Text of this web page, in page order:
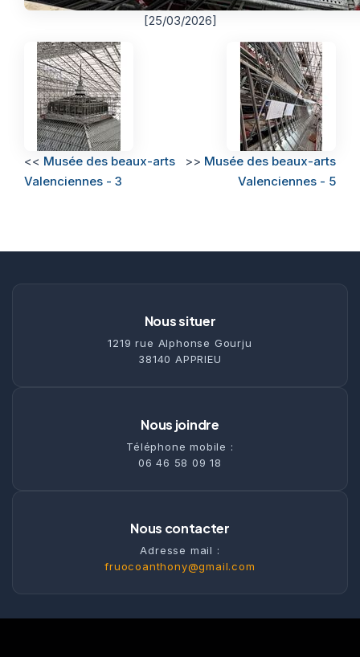
[25/03/2026]
<< Musée des beaux-arts
Valenciennes - 3
>> Musée des beaux-arts
Valenciennes - 5
Nous situer
1219 rue Alphonse Gourju
38140 APPRIEU
Nous joindre
Téléphone mobile :
06 46 58 09 18
Nous contacter
Adresse mail :
fruocoanthony@gmail.com